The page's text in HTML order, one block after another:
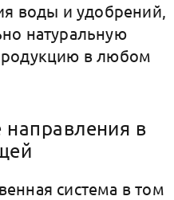
воды и удобрений,
натуральную
в любом
в
система в том